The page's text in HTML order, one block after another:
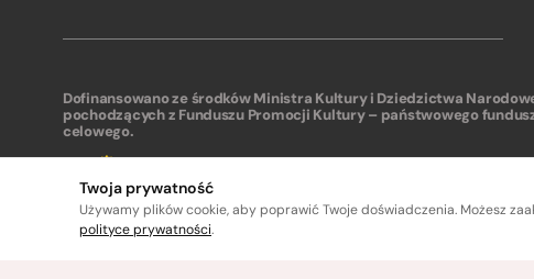
Dofinansowano ze środków Ministra Kultury i Dziedzictwa
pochodzących z Funduszu Promocji Kultury – państwowego
celowego.
Twoja prywatność
Używamy plików cookie, aby poprawić Twoje doświadczenia. Możesz
polityce prywatności.